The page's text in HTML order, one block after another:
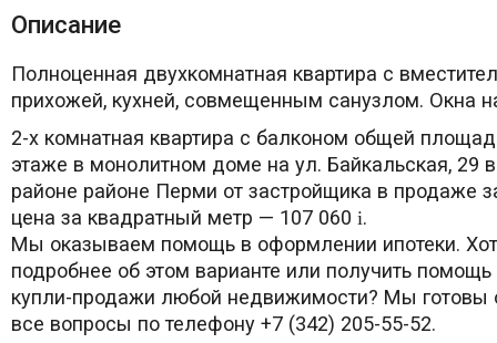
Описание
Полноценная двухкомнатная квартира с
прихожей, кухней, совмещенным санузлом. Окна
2-х комнатная квартира с балконом общей
этаже в монолитном доме на ул. Байкальская, 29
районе районе Перми от застройщика в продаже
цена за квадратный метр — 107 060 i.
Мы оказываем помощь в оформлении ипотеки.
подробнее об этом варианте или получить помощь
купли-продажи любой недвижимости? Мы готовы
все вопросы по телефону +7 (342) 205-55-52.